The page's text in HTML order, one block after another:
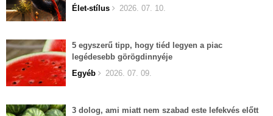
Élet-stílus
2026. 07. 10.
5 egyszerű tipp, hogy tiéd legyen a piac
legédesebb görögdinnyéje
Egyéb
2026. 07. 09.
3 dolog, ami miatt nem szabad este lefekvés előtt